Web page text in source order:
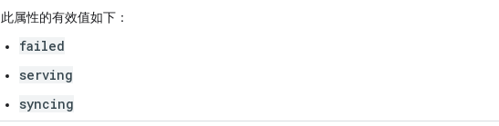
此属性的有效值如下：
failed
serving
syncing